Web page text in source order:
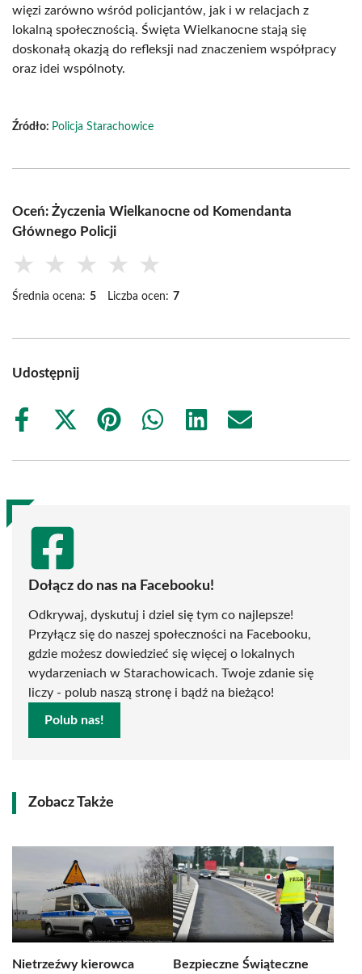
więzi zarówno wśród policjantów, jak i w relacjach z
lokalną społecznością. Święta Wielkanocne stają się
doskonałą okazją do refleksji nad znaczeniem współpracy
oraz idei wspólnoty.
Źródło: Policja Starachowice
Oceń: Życzenia Wielkanocne od Komendanta
Głównego Policji
★ ★ ★ ★ ★
Średnia ocena: 5 Liczba ocen: 7
Udostępnij
Share
Share
(Twitter)
Share
Share
Share
Share
Dołącz do nas na Facebooku!
Odkrywaj, dyskutuj i dziel się tym co najlepsze!
Przyłącz się do naszej społeczności na Facebooku,
gdzie możesz dowiedzieć się więcej o lokalnych
wydarzeniach w Starachowicach. Twoje zdanie się
liczy - polub naszą stronę i bądź na bieżąco!
Polub nas!
Zobacz Także
Nietrzeźwy kierowca Bezpieczne Świąteczne